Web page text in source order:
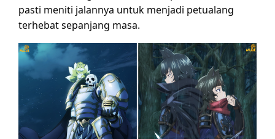
pasti meniti jalannya untuk menjadi petualang
terhebat sepanjang masa.